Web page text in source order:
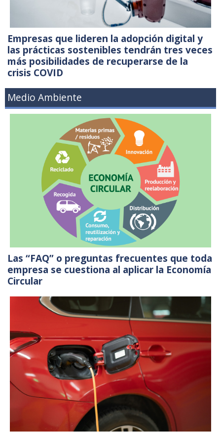
Empresas que lideren la adopción digital y
las prácticas sostenibles tendrán tres veces
más posibilidades de recuperarse de la
crisis COVID
Medio Ambiente
Las “FAQ” o preguntas frecuentes que toda
empresa se cuestiona al aplicar la Economía
Circular